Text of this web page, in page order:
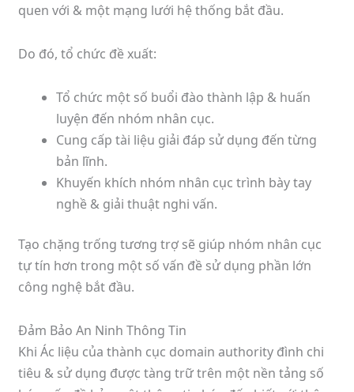
quen với & một mạng lưới hệ thống bắt đầu.
Do đó, tổ chức đề xuất:
Tổ chức một số buổi đào thành lập & huấn
luyện đến nhóm nhân cục.
Cung cấp tài liệu giải đáp sử dụng đến từng
bản lĩnh.
Khuyến khích nhóm nhân cục trình bày tay
nghề & giải thuật nghi vấn.
Tạo chặng trống tương trợ sẽ giúp nhóm nhân cục
tự tín hơn trong một số vấn đề sử dụng phần lớn
công nghệ bắt đầu.
Đảm Bảo An Ninh Thông Tin
Khi Ác liệu của thành cục domain authority đình chi
tiêu & sử dụng được tàng trữ trên một nền tảng số